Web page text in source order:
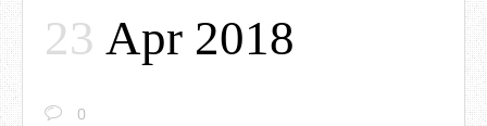
23 Apr 2018
0